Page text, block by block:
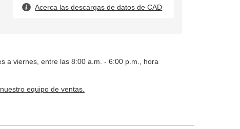
Acerca las descargas de datos de CAD
a viernes, entre las 8:00 a.m. - 6:00 p.m., hora
equipo de ventas.